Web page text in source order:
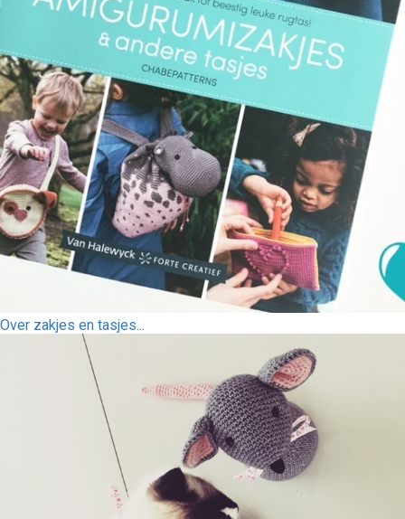
Over zakjes en tasjes...